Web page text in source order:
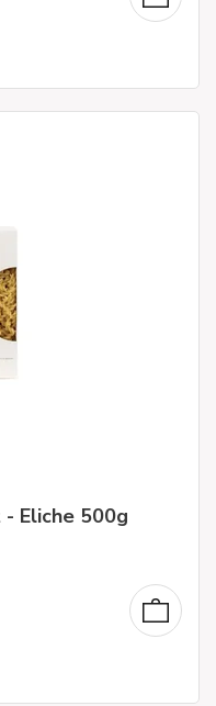
Eliche 500g